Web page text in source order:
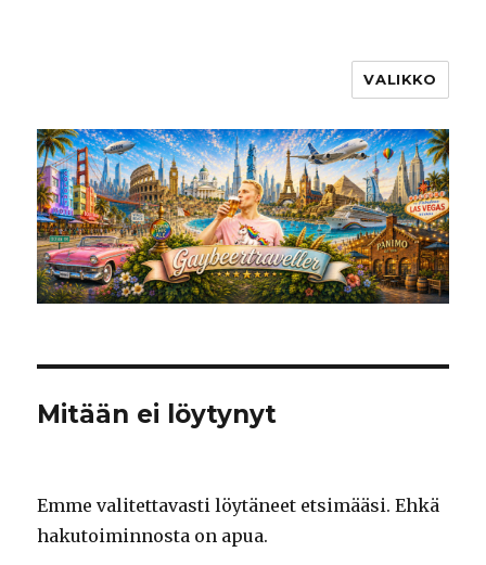
VALIKKO
Mitään ei löytynyt
Emme valitettavasti löytäneet etsimääsi. Ehkä
hakutoiminnosta on apua.